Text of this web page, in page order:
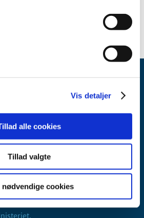
Vis detaljer
alle cookies
Tillad valgte
nødvendige cookies
en del af